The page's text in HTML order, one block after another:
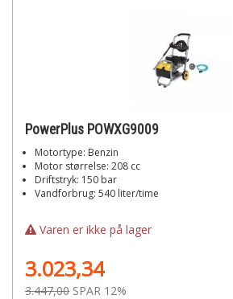
PowerPlus POWXG9009
Motortype: Benzin
Motor størrelse: 208 cc
Driftstryk: 150 bar
Vandforbrug: 540 liter/time
Varen er ikke på lager
3.023,34
3.447,00 SPAR 12%